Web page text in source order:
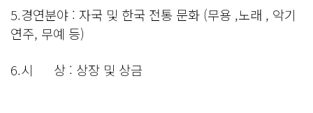
5.경연분야 : 자국 및 한국 전통 문화 (무용 ,노래 , 악기
연주, 무예 등)
6.시 상 : 상장 및 상금